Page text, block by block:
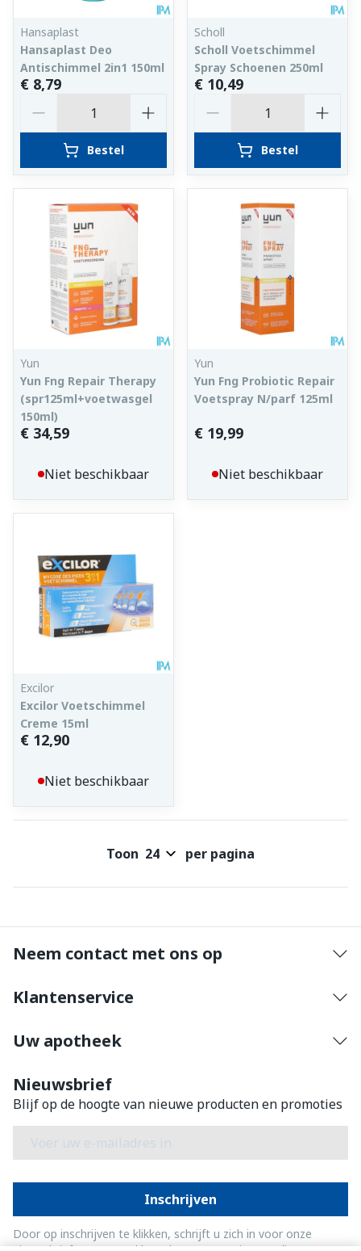
Hansaplast
Hansaplast Deo
Antischimmel 2in1 150ml
€ 8,79
Bestel
Scholl
Scholl Voetschimmel
Spray Schoenen 250ml
€ 10,49
Bestel
Yun
Yun Fng Repair Therapy
(spr125ml+voetwasgel
150ml)
€ 34,59
Niet beschikbaar
Yun
Yun Fng Probiotic Repair
Voetspray N/parf 125ml
€ 19,99
Niet beschikbaar
Excilor
Excilor Voetschimmel
Creme 15ml
€ 12,90
Niet beschikbaar
Toon per pagina
Neem contact met ons op
Klantenservice
Uw apotheek
Nieuwsbrief
Blijf op de hoogte van nieuwe producten en promoties
Inschrijven
Door op inschrijven te klikken, schrijft u zich in voor onze